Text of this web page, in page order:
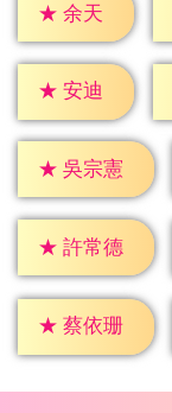
★ 余天
★ 安迪
★ 吳宗憲
★ 許常德
★ 蔡依珊